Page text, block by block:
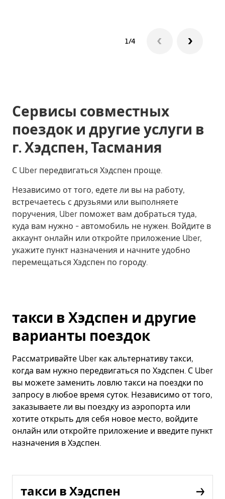
1/4
Сервисы совместных
поездок и другие услуги в
г. Хэдспен, Тасмания
С Uber передвигаться Хэдспен проще.
Независимо от того, едете ли вы на работу,
встречаетесь с друзьями или выполняете
поручения, Uber поможет вам добраться туда,
куда вам нужно - автомобиль не нужен. Войдите в
аккаунт онлайн или откройте приложение Uber,
укажите пункт назначения и начните удобно
перемещаться Хэдспен по городу.
такси в Хэдспен и другие
варианты поездок
Рассматривайте Uber как альтернативу такси,
когда вам нужно передвигаться по Хэдспен. С Uber
вы можете заменить ловлю такси на поездки по
запросу в любое время суток. Независимо от того,
заказываете ли вы поездку из аэропорта или
хотите открыть для себя новое место, войдите
онлайн или откройте приложение и введите пункт
назначения в Хэдспен.
такси в Хэдспен